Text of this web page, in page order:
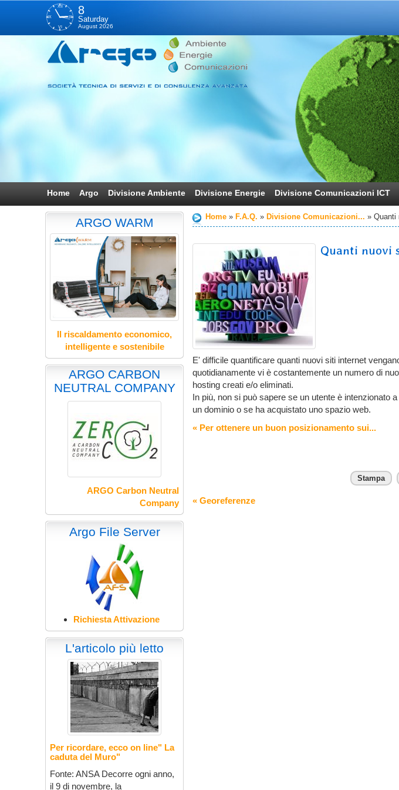
XII
III
VI
IX 8
Saturday
August 2026
Home Argo Divisione Ambiente Divisione Energie Divisione Comunicazioni ICT
Home F.A.Q. Divisione Comunicazioni... Quanti
Quanti nuovi
E' difficile quantificare quanti nuovi siti internet
quotidianamente vi è costantemente un numero di
hosting creati e/o eliminati.
In più, non si può sapere se un utente è intenzionato
un dominio o se ha acquistato uno spazio web.
« Per ottenere un buon posizionamento sui...
Stampa
« Georeferenze
ARGO WARM
Il riscaldamento economico,
intelligente e sostenibile
ARGO CARBON
NEUTRAL COMPANY
ARGO Carbon Neutral
Company
Argo File Server
Richiesta Attivazione
L'articolo più letto
Per ricordare, ecco on line" La
caduta del Muro"
Fonte: ANSA Decorre ogni anno,
il 9 di novembre, la